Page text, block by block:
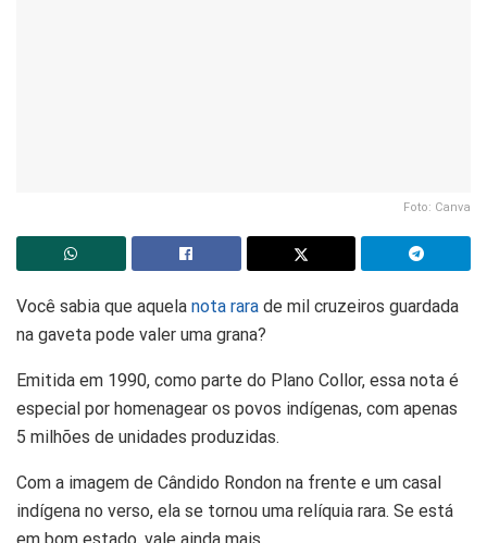
Foto: Canva
Você sabia que aquela nota rara de mil cruzeiros guardada
na gaveta pode valer uma grana?
Emitida em 1990, como parte do Plano Collor, essa nota é
especial por homenagear os povos indígenas, com apenas
5 milhões de unidades produzidas.
Com a imagem de Cândido Rondon na frente e um casal
indígena no verso, ela se tornou uma relíquia rara. Se está